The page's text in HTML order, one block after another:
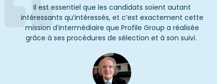
Il est essentiel que les candidats soient autant
intéressants qu’intéressés, et c’est exactement cette
mission d’intermédiaire que Profile Group a réalisée
grâce à ses procédures de sélection et à son suivi.